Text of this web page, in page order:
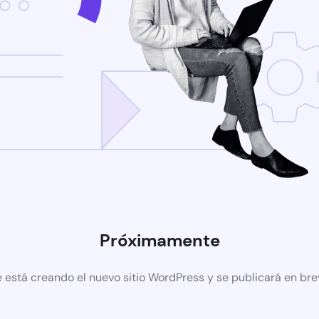
Próximamente
está creando el nuevo sitio WordPress y se publicará en